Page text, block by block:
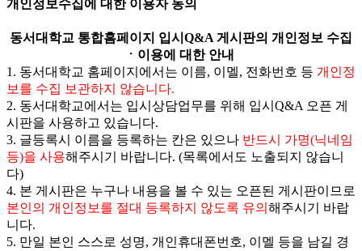
개인정보수집에 대한 이용자 동의
동서대학교 통합홈페이지 입시Q&A 게시판의 개인정보 수집
ㆍ이용에 대한 안내
1. 동서대학교 홈페이지에서는 이름, 이멜, 전화번호 등 개인정
보를 수집 보관하지 않습니다.
2. 동서대학교에서는 입시상담업무를 위해 입시Q&A 오픈 게
시판을 사용하고 있습니다.
3. 글등록시 이름을 등록하는 칸은 있으나 반드시 가명(닉네임
등)을 사용해주시기 바랍니다. (목록에서도 노출되지 않습니
다)
4. 본 게시판은 누구나 내용을 볼 수 있는 오픈된 게시판이므로
본인의 개인정보를 절대 등록하지 않도록 유의 해주시기 바랍
니다.
5. 만일 본인 스스로 성명, 개인휴대폰번호, 이멜 등을 남길 경